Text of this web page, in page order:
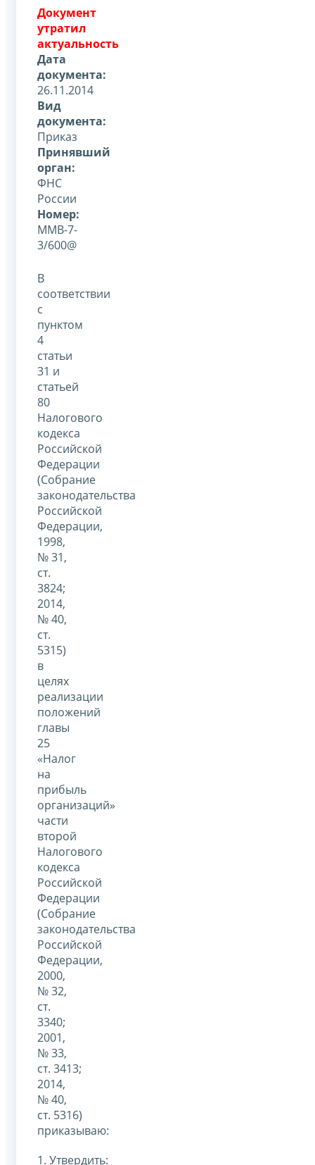
Документ
утратил
актуальность
Дата
документа:
26.11.2014
Вид
документа:
Приказ
Принявший
орган:
ФНС
России
Номер:
ММВ-7-
3/600@
В
соответствии
с
пунктом
4
статьи
31 и
статьей
80
Налогового
кодекса
Российской
Федерации
(Собрание
законодательства
Российской
Федерации,
1998,
№ 31,
ст.
3824;
2014,
№ 40,
ст.
5315)
в
целях
реализации
положений
главы
25
«Налог
на
прибыль
организаций»
части
второй
Налогового
кодекса
Российской
Федерации
(Собрание
законодательства
Российской
Федерации,
2000,
№ 32,
ст.
3340;
2001,
№ 33,
ст. 3413;
2014,
№ 40,
ст. 5316)
приказываю:
1. Утвердить: